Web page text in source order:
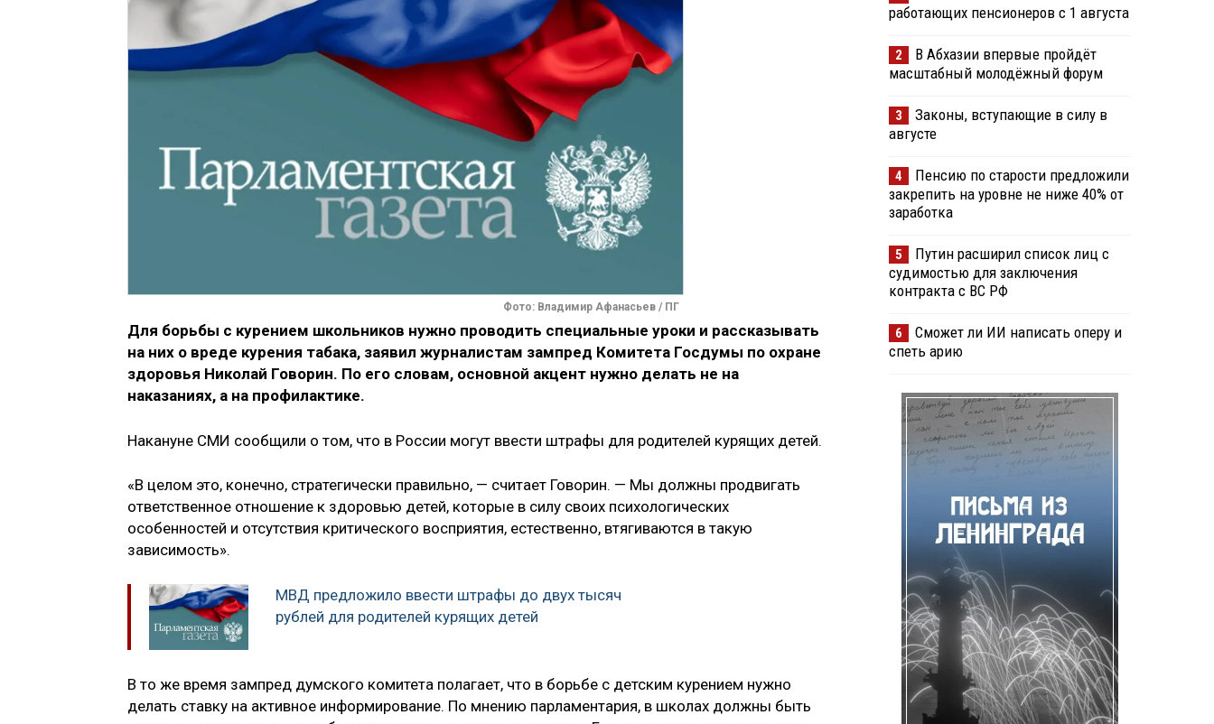
Фото: Владимир Афанасьев / ПГ
Для борьбы с курением школьников нужно проводить специальные уроки и рассказывать
на них о вреде курения табака, заявил журналистам зампред Комитета Госдумы по охране
здоровья Николай Говорин. По его словам, основной акцент нужно делать не на
наказаниях, а на профилактике.
Накануне СМИ сообщили о том, что в России могут ввести штрафы для родителей курящих детей.
«В целом это, конечно, стратегически правильно, — считает Говорин. — Мы должны продвигать
ответственное отношение к здоровью детей, которые в силу своих психологических
особенностей и отсутствия критического восприятия, естественно, втягиваются в такую
зависимость».
МВД предложило ввести штрафы до двух тысяч
рублей для родителей курящих детей
В то же время зампред думского комитета полагает, что в борьбе с детским курением нужно
делать ставку на активное информирование. По мнению парламентария, в школах должны быть
работающих пенсионеров с 1 августа
2
В Абхазии впервые пройдёт
масштабный молодёжный форум
3
Законы, вступающие в силу в
августе
4
Пенсию по старости предложили
закрепить на уровне не ниже 40% от
заработка
5
Путин расширил список лиц с
судимостью для заключения
контракта с ВС РФ
6
Сможет ли ИИ написать оперу и
спеть арию